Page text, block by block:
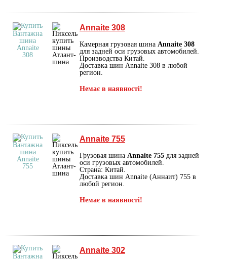
Annaite 308
Камерная грузовая шина Annaite 308
для задней оси грузовых автомобилей.
Производства Китай.
Доставка шин Annaite 308 в любой
регион.
Немає в наявності!
Annaite 755
Грузовая шина Annaite 755 для задней
оси грузовых автомобилей.
Страна: Китай.
Доставка шин Annaite (Аннаит) 755 в
любой регион.
Немає в наявності!
Annaite 302